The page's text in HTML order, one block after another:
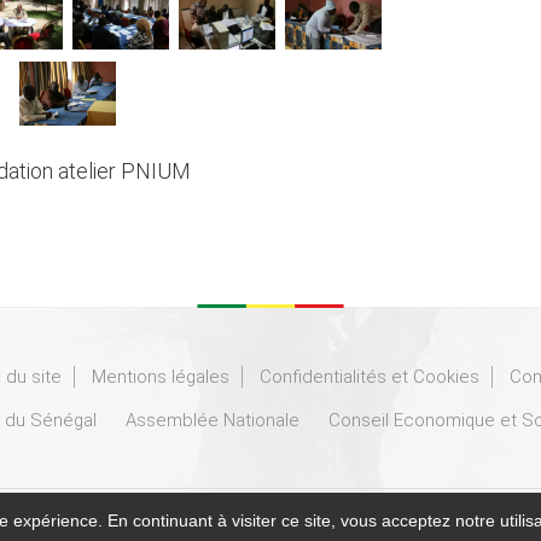
atelier PNIUM
du site Mentions légales Confidentialités et Cookies
Sénégal Assemblée Nationale Conseil Economique et
expérience. En continuant à visiter ce site, vous acceptez notre